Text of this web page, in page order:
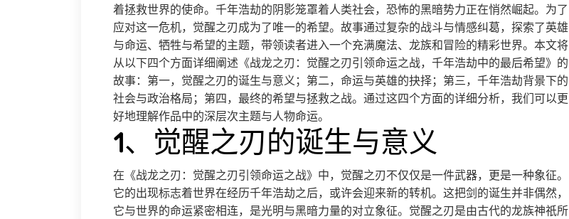
着拯救世界的使命。千年浩劫的阴影笼罩着人类社会，恐怖的黑暗势力正在悄然崛起。为了
应对这一危机，觉醒之刃成为了唯一的希望。故事通过复杂的战斗与情感纠葛，探索了英雄
与命运、牺牲与希望的主题，带领读者进入一个充满魔法、龙族和冒险的精彩世界。本文将
从以下四个方面详细阐述《战龙之刃：觉醒之刃引领命运之战，千年浩劫中的最后希望》的
故事：第一，觉醒之刃的诞生与意义；第二，命运与英雄的抉择；第三，千年浩劫背景下的
社会与政治格局；第四，最终的希望与拯救之战。通过这四个方面的详细分析，我们可以更
好地理解作品中的深层次主题与人物命运。
1、觉醒之刃的诞生与意义
在《战龙之刃：觉醒之刃引领命运之战》中，觉醒之刃不仅仅是一件武器，更是一种象征。
它的出现标志着世界在经历千年浩劫之后，或许会迎来新的转机。这把剑的诞生并非偶然，
它与世界的命运紧密相连，是光明与黑暗力量的对立象征。觉醒之刃是由古代的龙族神祇所